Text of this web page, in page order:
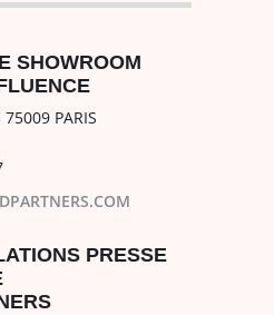
SHOWROOM
75009 PARIS
PRESSE